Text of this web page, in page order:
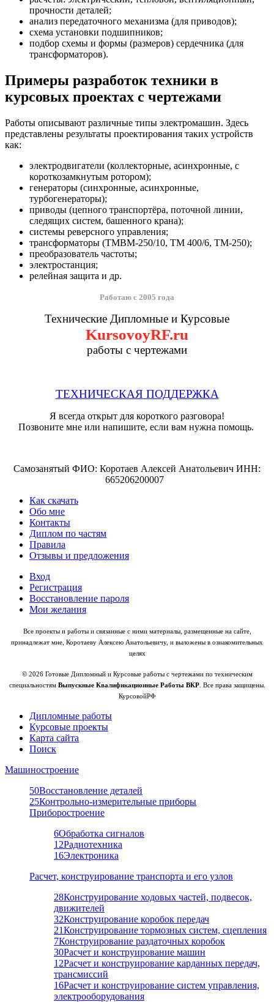
прочности деталей;
анализ передаточного механизма (для приводов);
схема установки подшипников;
подбор схемы и формы (размеров) сердечника (для
трансформаторов).
Примеры разработок техники в
курсовых проектах с чертежами
Работы описывают различные типы электромашин. Здесь
представлены результаты проектирования таких устройств
как:
электродвигатели (коллекторные, асинхронные, с
короткозамкнутым ротором);
генераторы (синхронные, асинхронные,
турбогенераторы);
приводы (цепного транспортёра, поточной линии,
следящих систем, башенного крана);
системы реверсного управления;
трансформаторы (ТМВМ-250/10, ТМ 400/6, ТМ-250);
преобразователь частоты;
электростанция;
релейная защита и др.
Работаю с 2005 года
Технические Дипломные и Курсовые
KursovoyRF.ru
работы с чертежами
ТЕХНИЧЕСКАЯ ПОДДЕРЖКА
Я всегда открыт для короткого разговора!
Позвоните мне или напишите, если вам нужна помощь.
Самозанятый ФИО: Коротаев Алексей Анатольевич ИНН:
665206200007
Как скачать
Обо мне
Контакты
Диплом по частям
Правила
Отзывы и предложения
Вход
Регистрация
Восстановление пароля
Мои желания
Все проекты и работы и связанные с ними материалы, размещенные на сайте,
принадлежат мне, Коротаеву Алексею Анатольевичу, и выложены в ознакомительных
целях
© 2026 Готовые Дипломный и Курсовые работы с чертежами по техническим
специальностям Выпускные Квалификационные Работы ВКР. Все права защищены.
КурсовойРФ
Дипломные работы
Курсовые проекты
Карта сайта
Поиск
Машиностроение
50Восстановление деталей
25Контрольно-измерительные приборы
Приборостроение
6Обработка сигналов
12Радиотехника
16Электроника
Расчет, конструирование транспорта и его узлов
28Конструирование ходовых частей, подвесок,
движителей
32Конструирование коробок передач
21Конструирование тормозных систем, сцепления
7Конструирование раздаточных коробок
30Расчет и конструирование машин
12Расчет и конструирование карданных передач,
трансмиссий
16Расчет и конструирование систем управления,
электрооборудования